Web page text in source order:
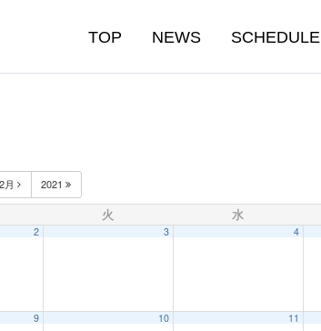
TOP NEWS SCHEDULE
月 2021
火 水
2 3 4
9 10 11